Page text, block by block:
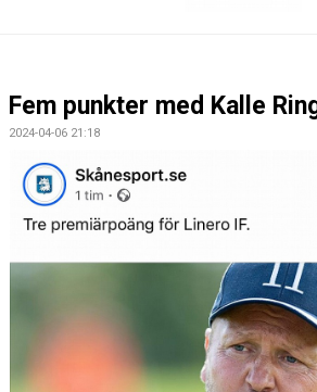
DOKUMENT
KONTAKT
MATCHER
STATISTIK
Fem punkter med Kalle
2024-04-06 21:18